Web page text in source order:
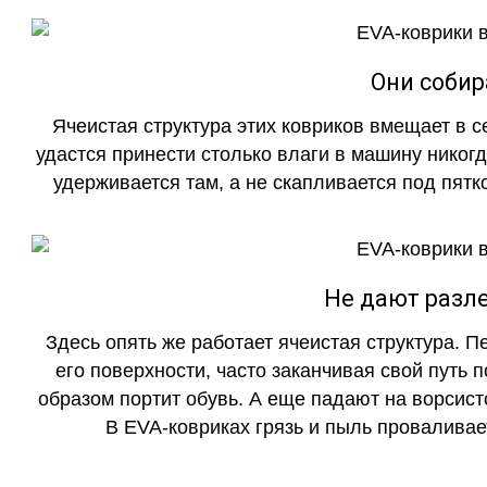
Они
Ячеистая структура этих ковриков вмещает в
удастся принести столько влаги в машину
удерживается там, а не скапливается под
Не дают
Здесь опять же работает ячеистая структура.
его поверхности, часто заканчивая свой
образом портит обувь. А еще падают на
В EVA-ковриках грязь и пыль